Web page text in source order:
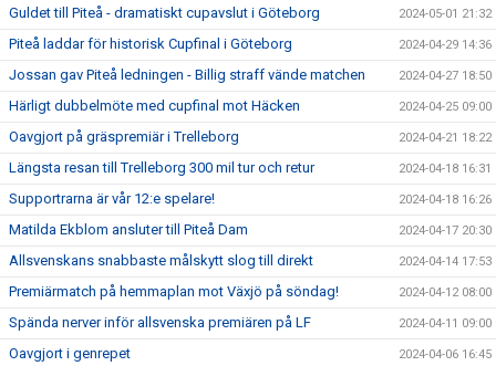
Guldet till Piteå - dramatiskt cupavslut i Göteborg 2024-05-01 21:32
Piteå laddar för historisk Cupfinal i Göteborg 2024-04-29 14:36
Jossan gav Piteå ledningen - Billig straff vände matchen 2024-04-27 18:50
Härligt dubbelmöte med cupfinal mot Häcken 2024-04-25 09:00
Oavgjort på gräspremiär i Trelleborg 2024-04-21 18:22
Längsta resan till Trelleborg 300 mil tur och retur 2024-04-18 16:31
Supportrarna är vår 12:e spelare! 2024-04-18 16:26
Matilda Ekblom ansluter till Piteå Dam 2024-04-17 20:30
Allsvenskans snabbaste målskytt slog till direkt 2024-04-14 17:53
Premiärmatch på hemmaplan mot Växjö på söndag! 2024-04-12 08:00
Spända nerver inför allsvenska premiären på LF 2024-04-11 09:00
Oavgjort i genrepet 2024-04-06 16:45